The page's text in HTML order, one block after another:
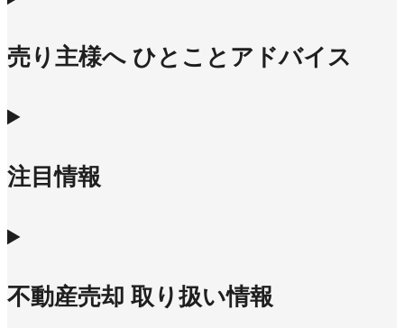
売り主様へ ひとことアドバイス
注目情報
不動産売却 取り扱い情報